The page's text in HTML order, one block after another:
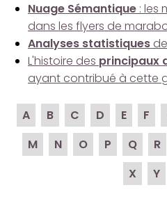
Nuage Sémantique : les
dans les flyers de
Analyses statistiques
L'histoire des principaux
ayant contribué à cette
A B C D E F
M
N O P Q R
X
Y